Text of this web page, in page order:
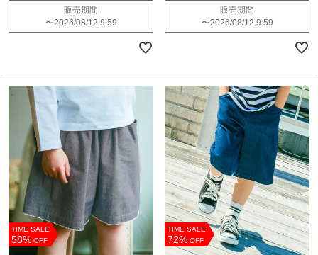
販売期間
〜2026/08/12 9:59
販売期間
〜2026/08/12 9:59
TIME SALE
58% OFF
TIME SALE
72% OFF